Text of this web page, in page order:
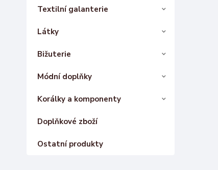
Textilní galanterie
Látky
Bižuterie
Módní doplňky
Korálky a komponenty
Doplňkové zboží
Ostatní produkty